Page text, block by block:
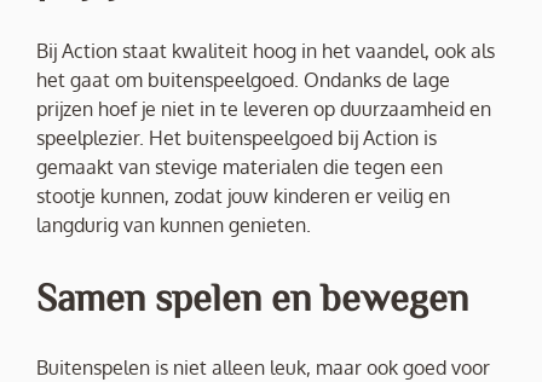
Bij Action staat kwaliteit hoog in het vaandel, ook als
het gaat om buitenspeelgoed. Ondanks de lage
prijzen hoef je niet in te leveren op duurzaamheid en
speelplezier. Het buitenspeelgoed bij Action is
gemaakt van stevige materialen die tegen een
stootje kunnen, zodat jouw kinderen er veilig en
langdurig van kunnen genieten.
Samen spelen en bewegen
Buitenspelen is niet alleen leuk, maar ook goed voor